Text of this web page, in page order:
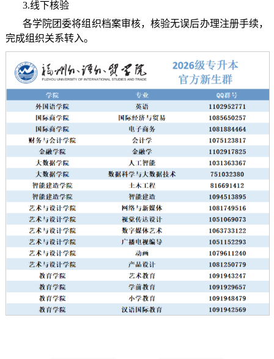
3.线下核验
各学院团委将组织档案审核，核验无误后办理注册手续，
完成组织关系转入。